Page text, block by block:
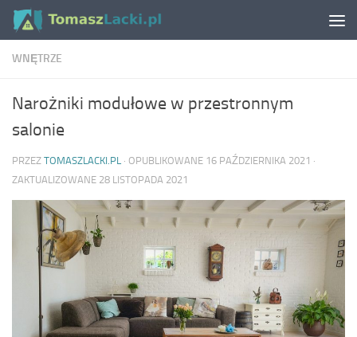
Skip to content
WNĘTRZE
Narożniki modułowe w przestronnym
salonie
PRZEZ TOMASZLACKI.PL · OPUBLIKOWANE 16 PAŹDZIERNIKA 2021 ·
ZAKTUALIZOWANE 28 LISTOPADA 2021